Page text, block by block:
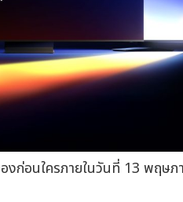
องก่อนใครภายในวันที่ 13 พฤ